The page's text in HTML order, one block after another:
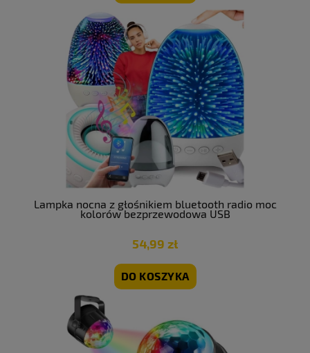
Lampka nocna z głośnikiem bluetooth radio moc
kolorów bezprzewodowa USB
54,99 zł
DO KOSZYKA